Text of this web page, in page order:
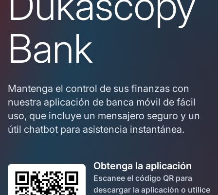
Bank
Mantenga el control de sus finanzas con
nuestra aplicación de banca móvil de fácil
uso, que incluye un mensajero seguro y un
útil chatbot para asistencia instantánea.
Obtenga la aplicación
Escanee el código QR para
descargar la aplicación o utilice